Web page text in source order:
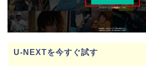
U-NEXTを今すぐ試す